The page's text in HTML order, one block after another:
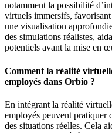
notamment la possibilité
virtuels immersifs,
une visualisation
des simulations réalistes,
potentiels avant la mise en
Comment la réalité
employés dans Orbio ?
En intégrant la réalité
employés peuvent pratiquer
des situations réelles. Cela